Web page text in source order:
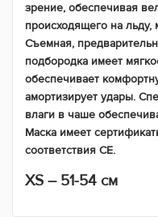
зрение, обеспечивая
происходящего на
Съемная,
подбородка имеет
обеспечивает
амортизирует удары.
влаги в чаше
Маска имеет
соответствия СЕ.
XS – 51-54 см